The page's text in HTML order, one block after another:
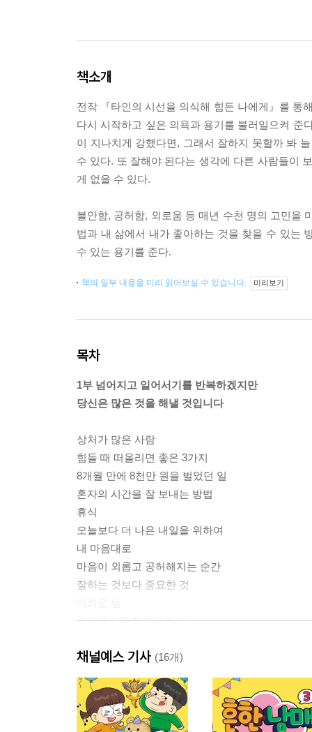
책소개
전작 『타인의 시선을 의식해 힘든 나에게』를 통
다시 시작하고 싶은 의욕과 용기를 불러일으켜 준
이 지나치게 강했다면, 그래서 잘하지 못할까 봐
수 있다. 또 잘해야 된다는 생각에 다른 사람들이
게 없을 수 있다.
불안함, 공허함, 외로움 등 매년 수천 명의 고민을
법과 내 삶에서 내가 좋아하는 것을 찾을 수 있는
수 있는 용기를 준다.
책의 일부 내용을 미리 읽어보실 수 있습니다. 미리보기
목차
1부 넘어지고 일어서기를 반복하겠지만
당신은 많은 것을 해낼 것입니다
상처가 많은 사람
힘들 때 떠올리면 좋은 3가지
8개월 만에 8천만 원을 벌었던 일
혼자의 시간을 잘 보내는 방법
휴식
오늘보다 더 나은 내일을 위하여
내 마음대로
마음이 외롭고 공허해지는 순간
잘하는 것보다 중요한 것
스트레스를 참기만 하면
우울함에서 벗어나기
나의 꿈
계속 걸어가세요
젊음을 어떻게 보내면 좋을까
채널예스 기사 (16개)